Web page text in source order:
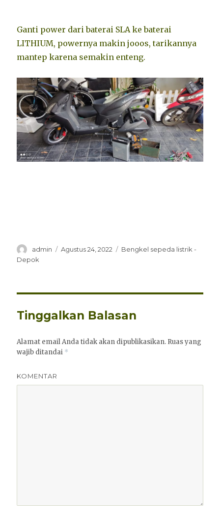
Ganti power dari baterai SLA ke baterai
LITHIUM, powernya makin jooos, tarikannya
mantep karena semakin enteng.
Penulis
admin
Diposkan
Agustus 24, 2022 Kategori
Bengkel sepeda listrik -
Depok
Tinggalkan Balasan
Alamat email Anda tidak akan dipublikasikan. Ruas yang
wajib ditandai *
KOMENTAR